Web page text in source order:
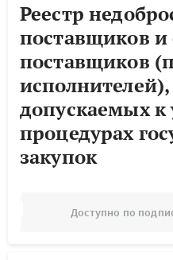
Реестр
поставщиков и
поставщиков
допускаемых к
процедурах
закупок
Доступно по